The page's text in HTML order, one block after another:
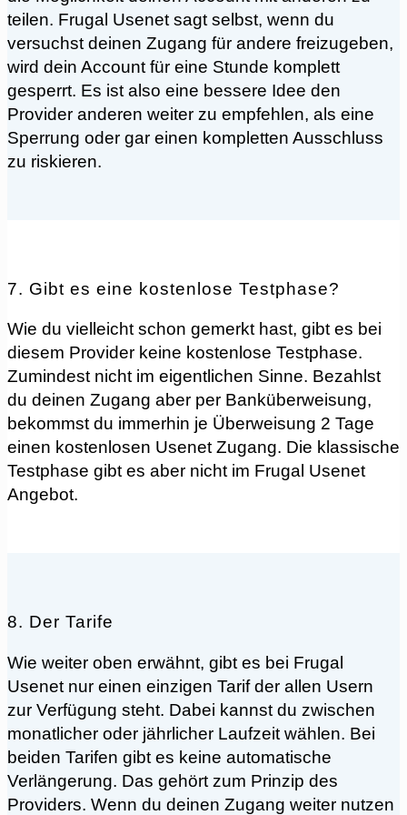
teilen. Frugal Usenet sagt selbst, wenn du
versuchst deinen Zugang für andere freizugeben,
wird dein Account für eine Stunde komplett
gesperrt. Es ist also eine bessere Idee den
Provider anderen weiter zu empfehlen, als eine
Sperrung oder gar einen kompletten Ausschluss
zu riskieren.
7. Gibt es eine kostenlose Testphase?
Wie du vielleicht schon gemerkt hast, gibt es bei
diesem Provider keine kostenlose Testphase.
Zumindest nicht im eigentlichen Sinne. Bezahlst
du deinen Zugang aber per Banküberweisung,
bekommst du immerhin je Überweisung 2 Tage
einen kostenlosen Usenet Zugang. Die klassische
Testphase gibt es aber nicht im Frugal Usenet
Angebot.
8. Der Tarife
Wie weiter oben erwähnt, gibt es bei Frugal
Usenet nur einen einzigen Tarif der allen Usern
zur Verfügung steht. Dabei kannst du zwischen
monatlicher oder jährlicher Laufzeit wählen. Bei
beiden Tarifen gibt es keine automatische
Verlängerung. Das gehört zum Prinzip des
Providers. Wenn du deinen Zugang weiter nutzen